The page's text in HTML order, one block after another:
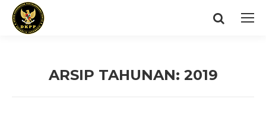
Search:
ARSIP TAHUNAN: 2019